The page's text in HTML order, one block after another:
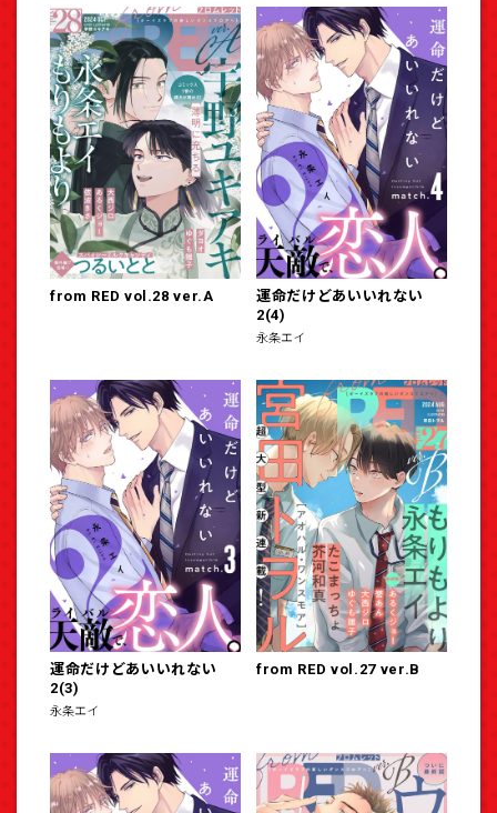
from RED vol.28 ver.A
運命だけどあいいれない
2(4)
永条エイ
運命だけどあいいれない
2(3)
永条エイ
from RED vol.27 ver.B